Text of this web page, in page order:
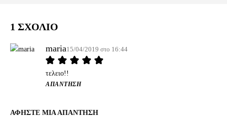
1 ΣΧΟΛΙΟ
maria15/04/2019 στο 16:44
τελειο!!
ΑΠΆΝΤΗΣΗ
ΑΦΗΣΤΕ ΜΙΑ ΑΠΑΝΤΗΣΗ